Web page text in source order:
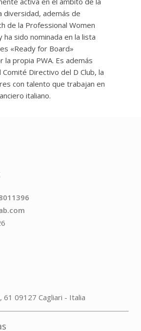
diversidad, además de
de la Professional Women
ha sido nominada en la lista
«Ready for Board»
la propia PWA. Es además
Directivo del D Club, la
con talento que trabajan en
italiano.
61 09127 Cagliari - Italia